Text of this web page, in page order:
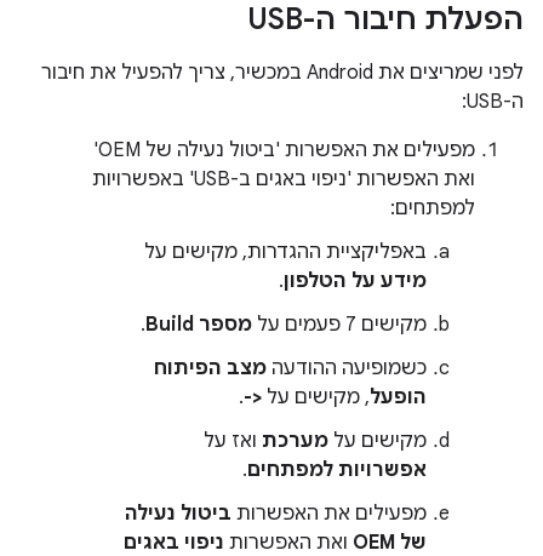
הפעלת חיבור ה-USB
לפני שמריצים את Android במכשיר, צריך להפעיל את חיבור
ה-USB:
מפעילים את האפשרות 'ביטול נעילה של OEM'
ואת האפשרות 'ניפוי באגים ב-USB' באפשרויות
למפתחים:
באפליקציית ההגדרות, מקישים על
מידע על הטלפון.
מקישים 7 פעמים על
מספר Build
.
כשמופיעה ההודעה מצב הפיתוח
הופעל, מקישים על <-
.
מקישים על מערכת ואז על
אפשרויות למפתחים.
מפעילים את האפשרות ביטול נעילה
של OEM
ואת האפשרות ניפוי באגים